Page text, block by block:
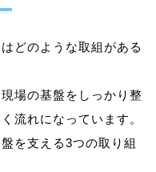
どのような取組がある
場の基盤をしっかり整
流れになっています。
を支える3つの取り組